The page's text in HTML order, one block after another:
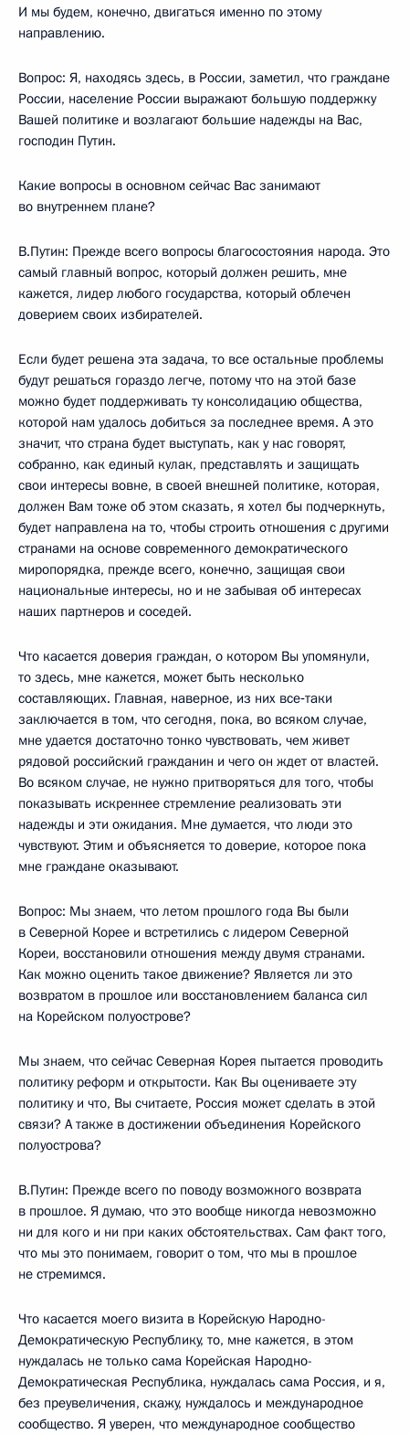
И мы будем, конечно, двигаться именно по этому
направлению.
Вопрос: Я, находясь здесь, в России, заметил, что граждане
России, население России выражают большую поддержку
Вашей политике и возлагают большие надежды на Вас,
господин Путин.
Какие вопросы в основном сейчас Вас занимают
во внутреннем плане?
В.Путин: Прежде всего вопросы благосостояния народа. Это
самый главный вопрос, который должен решить, мне
кажется, лидер любого государства, который облечен
доверием своих избирателей.
Если будет решена эта задача, то все остальные проблемы
будут решаться гораздо легче, потому что на этой базе
можно будет поддерживать ту консолидацию общества,
которой нам удалось добиться за последнее время. А это
значит, что страна будет выступать, как у нас говорят,
собранно, как единый кулак, представлять и защищать
свои интересы вовне, в своей внешней политике, которая,
должен Вам тоже об этом сказать, я хотел бы подчеркнуть,
будет направлена на то, чтобы строить отношения с другими
странами на основе современного демократического
миропорядка, прежде всего, конечно, защищая свои
национальные интересы, но и не забывая об интересах
наших партнеров и соседей.
Что касается доверия граждан, о котором Вы упомянули,
то здесь, мне кажется, может быть несколько
составляющих. Главная, наверное, из них все‑таки
заключается в том, что сегодня, пока, во всяком случае,
мне удается достаточно тонко чувствовать, чем живет
рядовой российский гражданин и чего он ждет от властей.
Во всяком случае, не нужно притворяться для того, чтобы
показывать искреннее стремление реализовать эти
надежды и эти ожидания. Мне думается, что люди это
чувствуют. Этим и объясняется то доверие, которое пока
мне граждане оказывают.
Вопрос: Мы знаем, что летом прошлого года Вы были
в Северной Корее и встретились с лидером Северной
Кореи, восстановили отношения между двумя странами.
Как можно оценить такое движение? Является ли это
возвратом в прошлое или восстановлением баланса сил
на Корейском полуострове?
Мы знаем, что сейчас Северная Корея пытается проводить
политику реформ и открытости. Как Вы оцениваете эту
политику и что, Вы считаете, Россия может сделать в этой
связи? А также в достижении объединения Корейского
полуострова?
В.Путин: Прежде всего по поводу возможного возврата
в прошлое. Я думаю, что это вообще никогда невозможно
ни для кого и ни при каких обстоятельствах. Сам факт того,
что мы это понимаем, говорит о том, что мы в прошлое
не стремимся.
Что касается моего визита в Корейскую Народно-
Демократическую Республику, то, мне кажется, в этом
нуждалась не только сама Корейская Народно-
Демократическая Республика, нуждалась сама Россия, и я,
без преувеличения, скажу, нуждалось и международное
сообщество. Я уверен, что международное сообщество